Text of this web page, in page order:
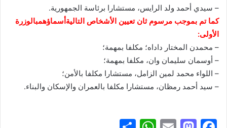
– سيدي أحمد ولد الرايس، مستشارا برئاسة الجمهورية.
كما تم بموجب مرسوم ثان تعيين الأشخاص التاليةأسماؤهمبالوزرة
الأولى:
– محمدن المختار داداه؛ مكلفا بمهمة؛
– أوسمان سليمان وان، مكلفا بمهمة؛
– اللواء محمد لمين الزامل، مستشارا مكلفا بالأمن؛
– سيد أحمد رمظان، مستشارا مكلفا بالعمران والإسكان والبناء.